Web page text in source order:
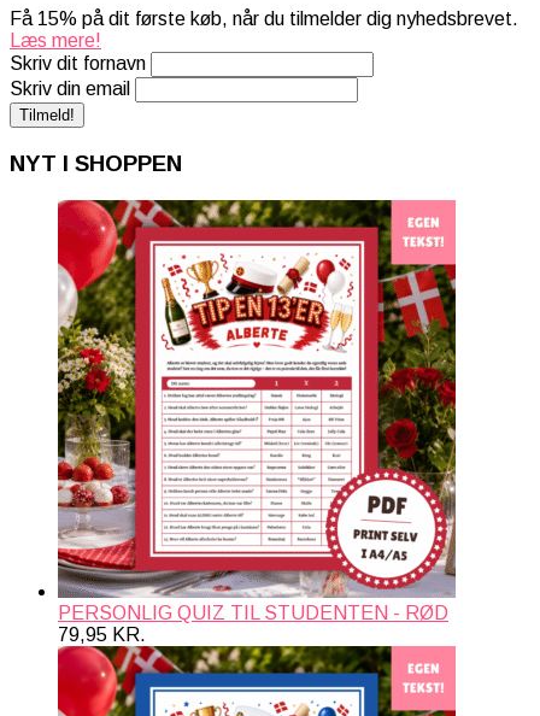
Få 15% på dit første køb, når du tilmelder dig nyhedsbrevet.
Læs mere!
Skriv dit fornavn
Skriv din email
NYT I SHOPPEN
PERSONLIG QUIZ TIL STUDENTEN - RØD
79,95 KR.